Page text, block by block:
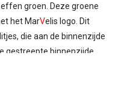
groen. Deze groene
het MarVelis logo. Dit
die aan de binnenzijde
gestreepte binnenzijde